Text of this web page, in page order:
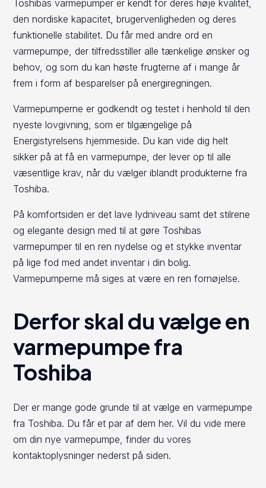
Toshibas varmepumper er kendt for deres høje kvalitet,
den nordiske kapacitet, brugervenligheden og deres
funktionelle stabilitet. Du får med andre ord en
varmepumpe, der tilfredsstiller alle tænkelige ønsker og
behov, og som du kan høste frugterne af i mange år
frem i form af besparelser på energiregningen.
Varmepumperne er godkendt og testet i henhold til den
nyeste lovgivning, som er tilgængelige på
Energistyrelsens hjemmeside. Du kan vide dig helt
sikker på at få en varmepumpe, der lever op til alle
væsentlige krav, når du vælger iblandt produkterne fra
Toshiba.
På komfortsiden er det lave lydniveau samt det stilrene
og elegante design med til at gøre Toshibas
varmepumper til en ren nydelse og et stykke inventar
på lige fod med andet inventar i din bolig.
Varmepumperne må siges at være en ren fornøjelse.
Derfor skal du vælge en
varmepumpe fra
Toshiba
Der er mange gode grunde til at vælge en varmepumpe
fra Toshiba. Du får et par af dem her. Vil du vide mere
om din nye varmepumpe, finder du vores
kontaktoplysninger nederst på siden.